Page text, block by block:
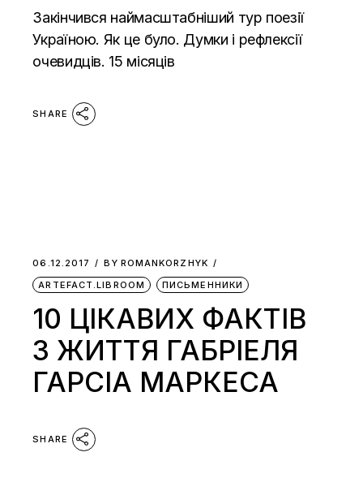
Закінчився наймасштабніший тур поезії
Україною. Як це було. Думки і рефлексії
очевидців. 15 місяців
SHARE
06.12.2017 BY ROMANKORZHYK
ARTEFACT.LIBROOM
ПИСЬМЕННИКИ
10 ЦІКАВИХ ФАКТІВ
З ЖИТТЯ ГАБРІЕЛЯ
ГАРСІА МАРКЕСА
SHARE